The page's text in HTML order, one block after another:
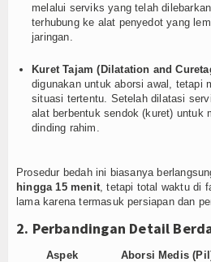
melalui serviks yang telah
terhubung ke alat penyedot yang
jaringan.
Kuret Tajam (Dilatation and
digunakan untuk aborsi awal, tetapi
situasi tertentu. Setelah dilatasi
alat berbentuk sendok (kuret) untuk
dinding rahim.
Prosedur bedah ini biasanya
hingga 15 menit, tetapi total waktu di
lama karena termasuk persiapan dan
2. Perbandingan Detail
Aspek Aborsi Medis